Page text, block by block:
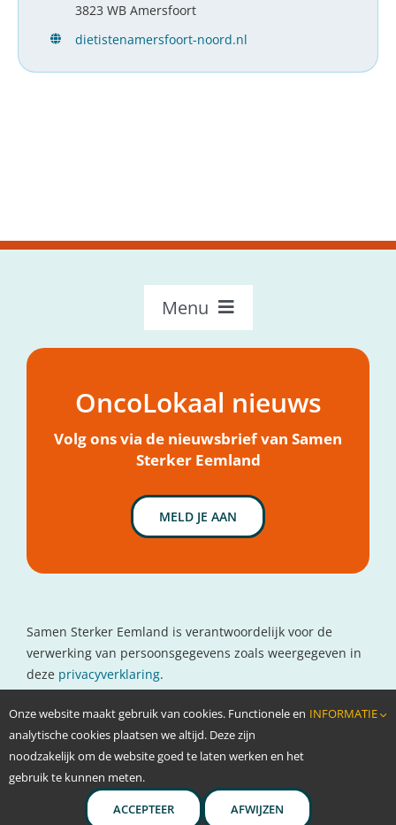
3823 WB Amersfoort
dietistenamersfoort-noord.nl
Menu
Over OncoLokaal
Mijn hulpvraagOncoLokaal nieuws
Volg ons via de nieuwsbrief van Samen
Sterker Eemland
MELD JE AAN
Samen Sterker Eemland is verantwoordelijk voor de
verwerking van persoonsgegevens zoals weergegeven in
deze privacyverklaring.
Contactgegevens
www.oncolokaal.nl
info@oncolokaal.nl
Onze website maakt gebruik van cookies. Functionele en
analytische cookies plaatsen we altijd. Deze zijn
noodzakelijk om de website goed te laten werken en het
gebruik te kunnen meten.
INFORMATIE
ACCEPTEER AFWIJZEN